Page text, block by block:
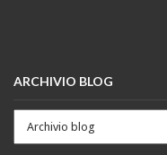
ARCHIVIO BLOG